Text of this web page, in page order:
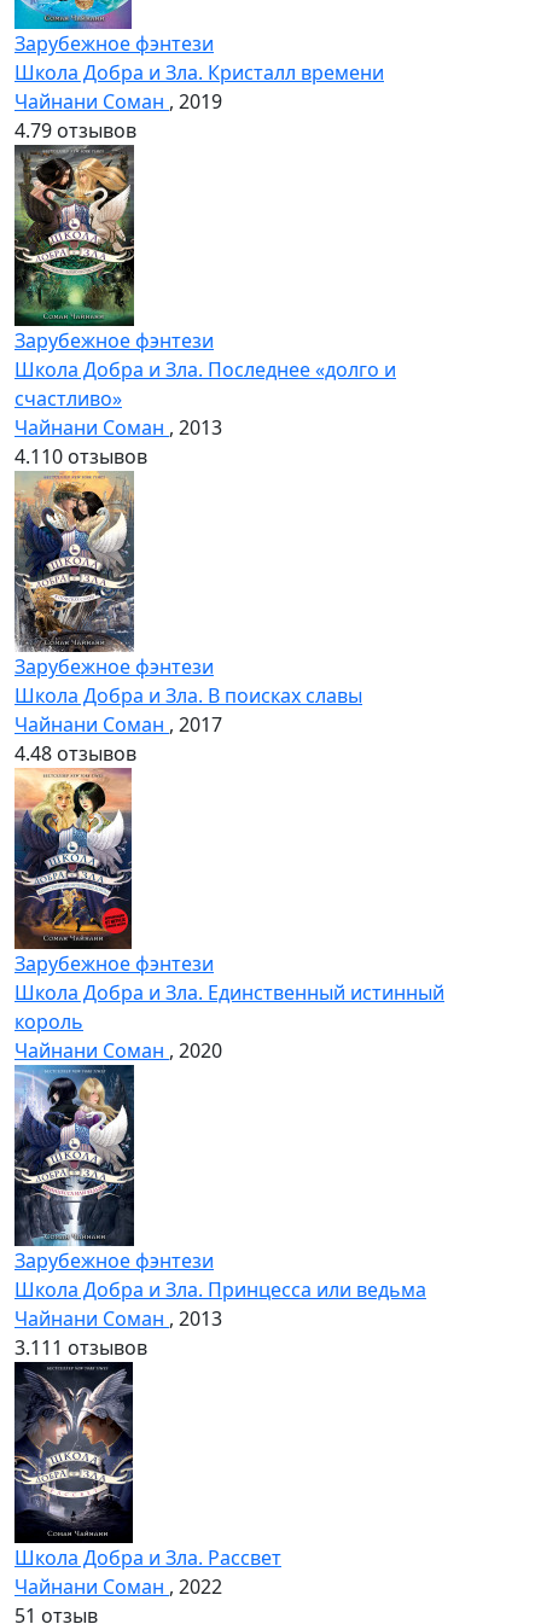
Зарубежное фэнтези
Школа Добра и Зла. Кристалл времени
Чайнани Соман , 2019
4.79 отзывов
Зарубежное фэнтези
Школа Добра и Зла. Последнее «долго и
счастливо»
Чайнани Соман , 2013
4.110 отзывов
Зарубежное фэнтези
Школа Добра и Зла. В поисках славы
Чайнани Соман , 2017
4.48 отзывов
Зарубежное фэнтези
Школа Добра и Зла. Единственный истинный
король
Чайнани Соман , 2020
Зарубежное фэнтези
Школа Добра и Зла. Принцесса или ведьма
Чайнани Соман , 2013
3.111 отзывов
Школа Добра и Зла. Рассвет
Чайнани Соман , 2022
51 отзыв